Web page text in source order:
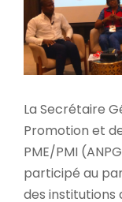
La Secrétaire
Promotion et
PME/PMI
participé au
des institutions